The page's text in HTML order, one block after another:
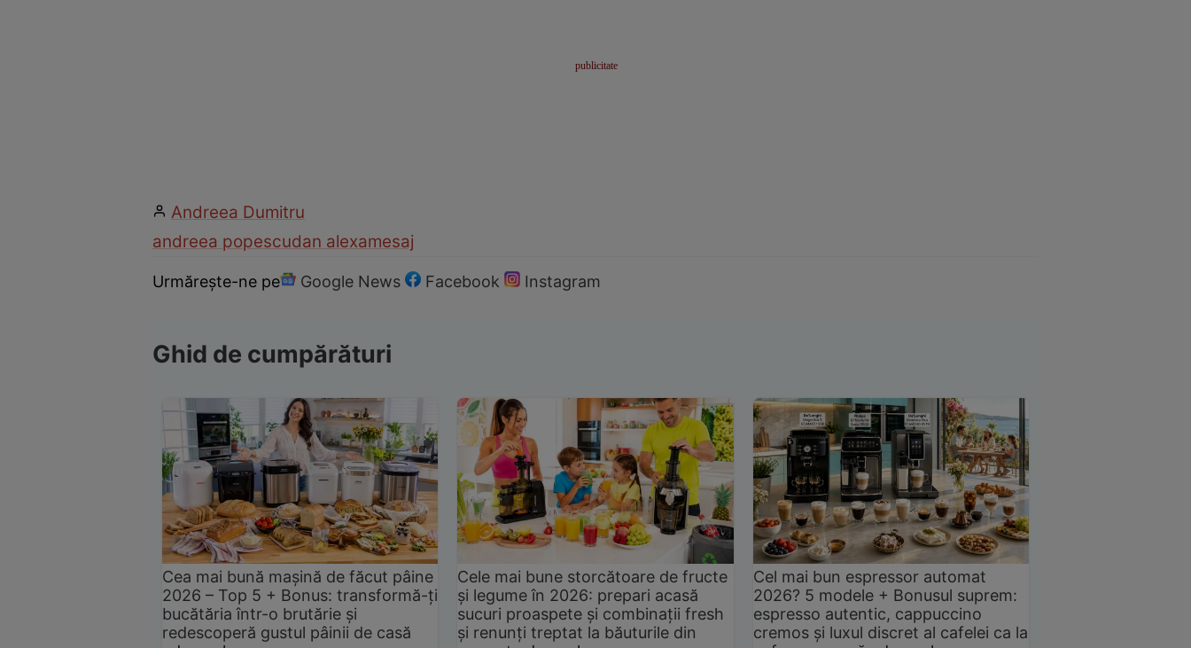
Andreea Dumitru
andreea popescudan alexamesaj
Urmărește-ne pe Google News Facebook Instagram
Ghid de cumpărături
Cea mai bună mașină de făcut pâine
2026 – Top 5 + Bonus: transformă-ți
bucătăria într-o brutărie și
redescoperă gustul pâinii de casă
Cele mai bune storcătoare de fructe
și legume în 2026: prepari acasă
sucuri proaspete și combinații fresh
și renunți treptat la băuturile din
Cel mai bun espressor automat
2026? 5 modele + Bonusul suprem:
espresso autentic, cappuccino
cremos și luxul discret al cafelei ca la